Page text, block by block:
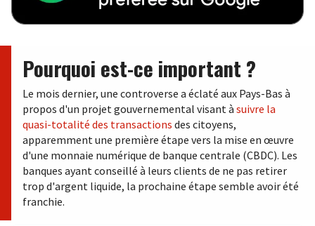
Pourquoi est-ce important ?
Le mois dernier, une controverse a éclaté aux Pays-Bas à
propos d'un projet gouvernemental visant à suivre la
quasi-totalité des transactions des citoyens,
apparemment une première étape vers la mise en œuvre
d'une monnaie numérique de banque centrale (CBDC). Les
banques ayant conseillé à leurs clients de ne pas retirer
trop d'argent liquide, la prochaine étape semble avoir été
franchie.